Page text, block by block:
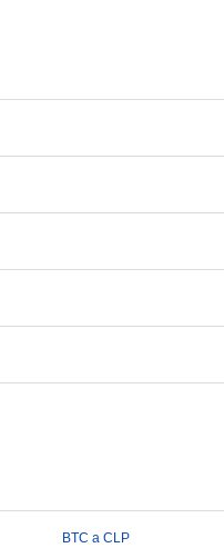
BTC a CLP